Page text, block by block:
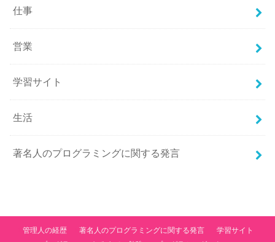
仕事
営業
学習サイト
生活
著名人のプログラミングに関する発言
管理人の経歴 著名人のプログラミングに関する発言
学習サイト